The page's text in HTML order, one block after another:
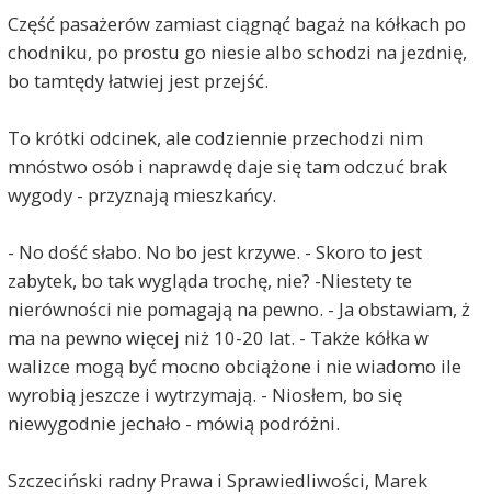
Część pasażerów zamiast ciągnąć bagaż na kółkach po
chodniku, po prostu go niesie albo schodzi na jezdnię,
bo tamtędy łatwiej jest przejść.
To krótki odcinek, ale codziennie przechodzi nim
mnóstwo osób i naprawdę daje się tam odczuć brak
wygody - przyznają mieszkańcy.
- No dość słabo. No bo jest krzywe. - Skoro to jest
zabytek, bo tak wygląda trochę, nie? -Niestety te
nierówności nie pomagają na pewno. - Ja obstawiam, ż
ma na pewno więcej niż 10-20 lat. - Także kółka w
walizce mogą być mocno obciążone i nie wiadomo ile
wyrobią jeszcze i wytrzymają. - Niosłem, bo się
niewygodnie jechało - mówią podróżni.
Szczeciński radny Prawa i Sprawiedliwości, Marek